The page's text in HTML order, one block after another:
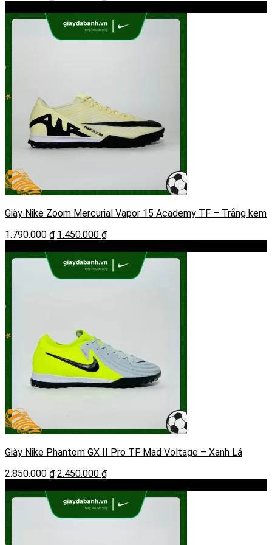
2.850.000 ₫.
tại
là:
2.450.000 ₫.
Giày Nike Zoom Mercurial Vapor 15 Academy TF – Trắng kem
1.790.000₫ Giá
1.790.000 ₫.
1.450.000 ₫Giá
tại
là:
1.450.000 ₫.
Giày Nike Phantom GX II Pro TF Mad Voltage – Xanh Lá
2.850.000₫ Giá
2.850.000 ₫.
2.450.000 ₫Giá
tại
là:
2.450.000 ₫.